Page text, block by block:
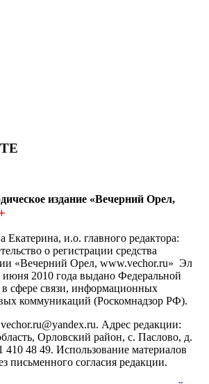
издание «Вечерний Орел,
Екатерина, и.о. главного редактора:
о регистрации средства
«Вечерний Орел, www.vechor.ru» Эл
2010 года выдано Федеральной
сфере связи, информационных
коммуникаций (Роскомнадзор РФ).
Адрес редакции:
Орловский район, с. Паслово, д.
48 49. Использование материалов
письменного согласия редакции.